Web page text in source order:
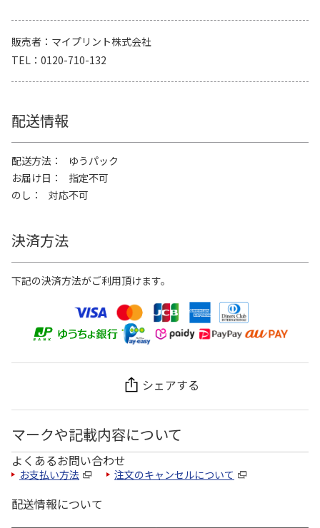
販売者
マイプリント株式会社
TEL
0120-710-132
配送情報
配送方法
ゆうパック
お届け日
指定不可
のし
対応不可
決済方法
下記の決済方法がご利用頂けます。
シェアする
マークや記載内容について
よくあるお問い合わせ
お支払い方法 注文のキャンセルについて
配送情報について